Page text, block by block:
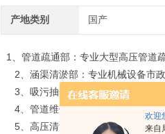
欢迎
来自
产地类别 国产
1、管道疏通部：专业大型高压管道
2、涵渠清淤部：专业机械设备市政
3、吸污抽粪部：专业吸污车清理吸
4、管道维修部：管道维护保养，
5、高压清洗部：专业高压清洗管